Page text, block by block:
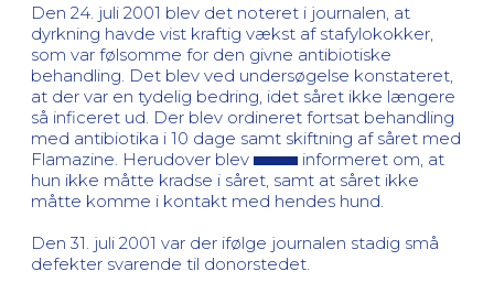
Den 24. juli 2001 blev det noteret i journalen, at
dyrkning havde vist kraftig vækst af stafylokokker,
som var følsomme for den givne antibiotiske
behandling. Det blev ved undersøgelse konstateret,
at der var en tydelig bedring, idet såret ikke længere
så inficeret ud. Der blev ordineret fortsat behandling
med antibiotika i 10 dage samt skiftning af såret med
Flamazine. Herudover blev
informeret om, at
hun ikke måtte kradse i såret, samt at såret ikke
måtte komme i kontakt med hendes hund.
Den 31. juli 2001 var der ifølge journalen stadig små
defekter svarende til donorstedet.